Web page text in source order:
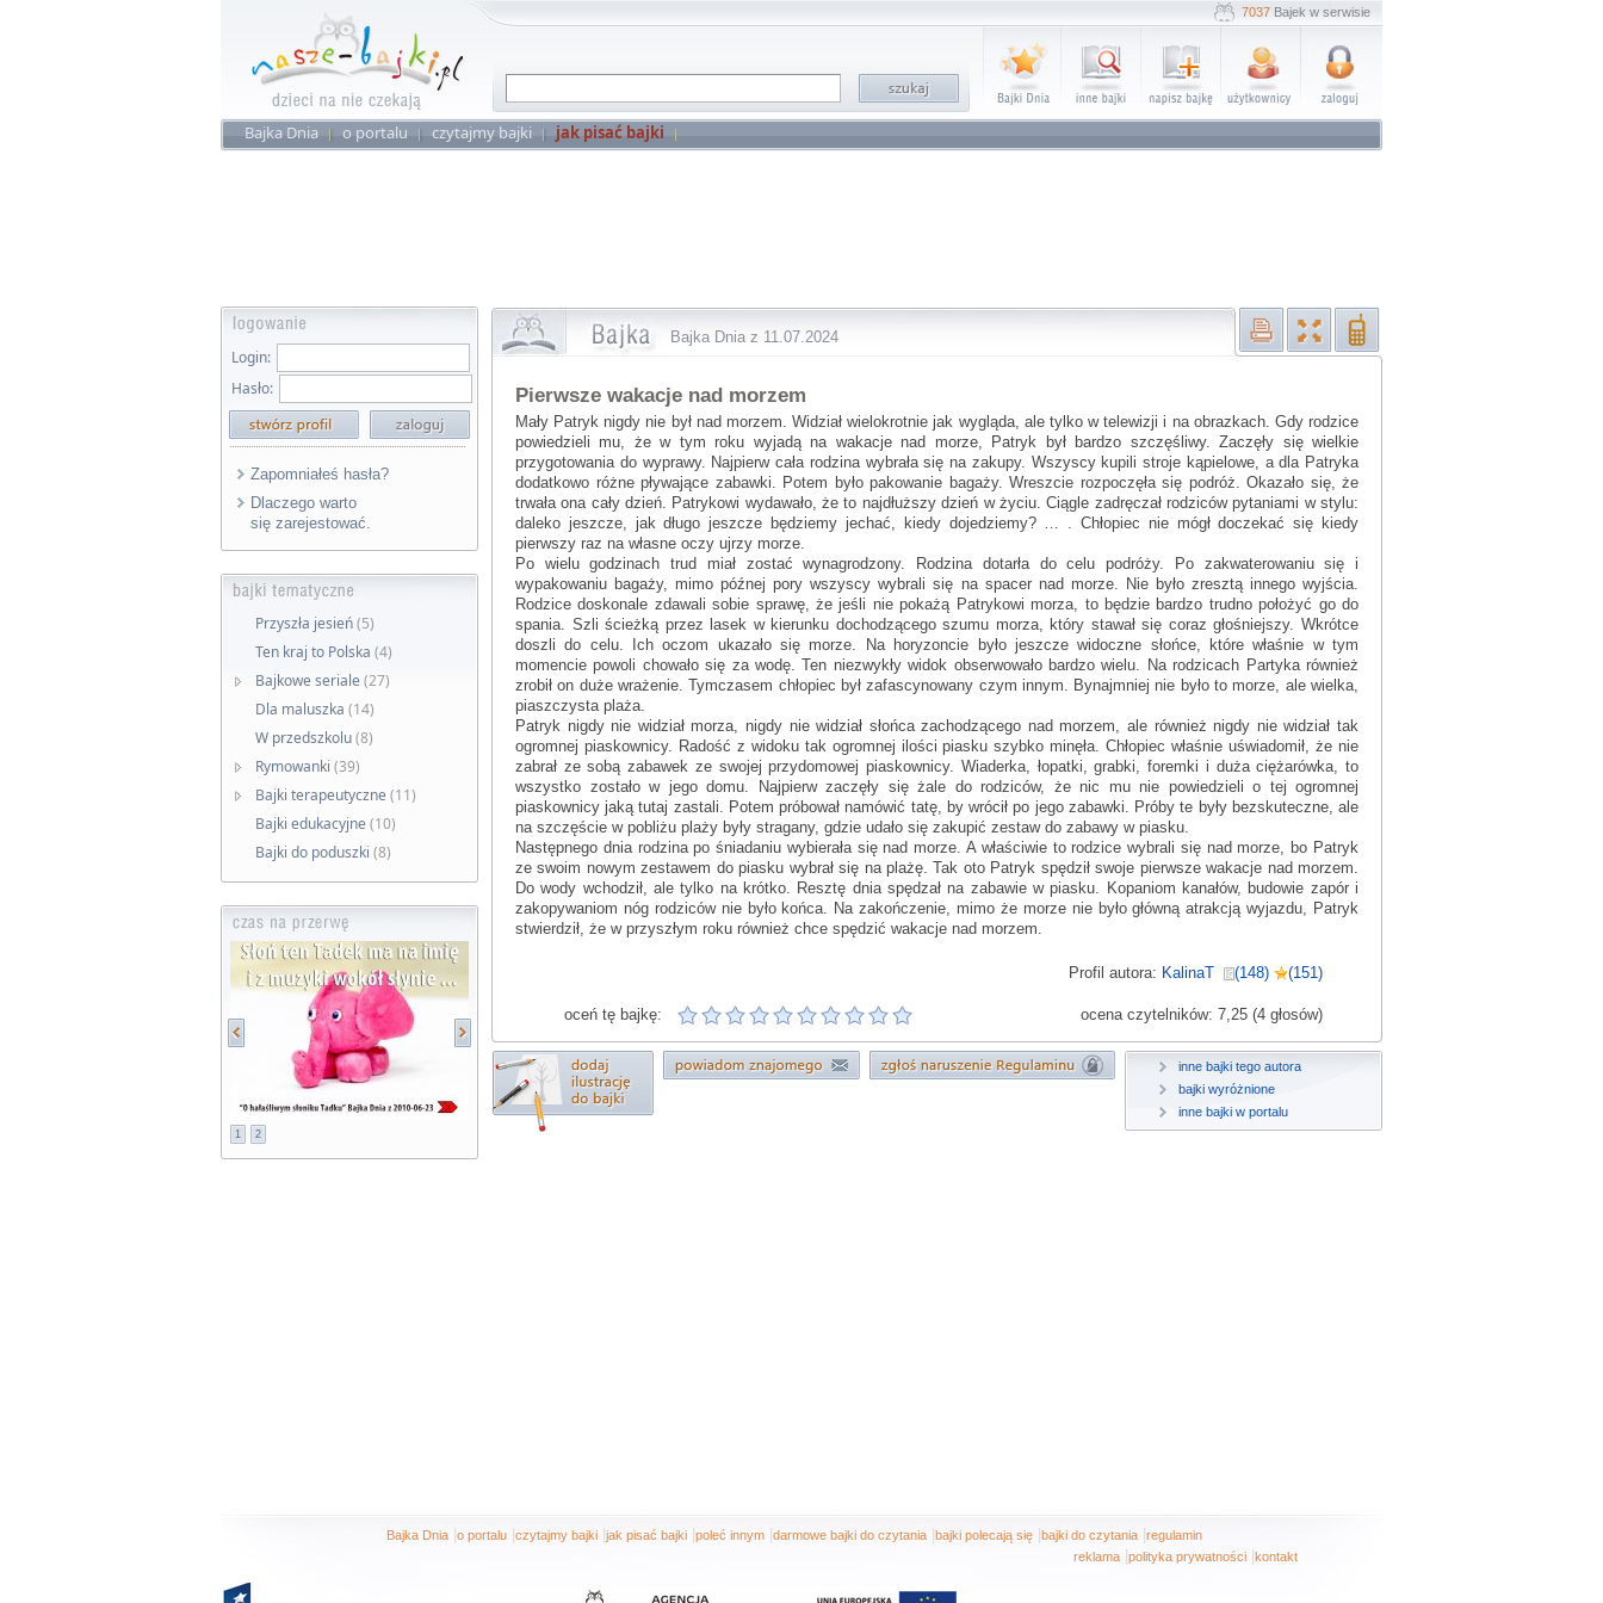
7037 Bajek w serwisie
Bajka Dnia o portalu czytajmy bajki jak pisać bajki
Login:
Hasło:
Zapomniałeś hasła?
Dlaczego warto
się zarejestować.
Przyszła jesień(5)
Ten kraj to Polska (4)
Bajkowe seriale (27)
Dla maluszka (14)
W przedszkolu(8)
Rymowanki (39)
Bajki terapeutyczne (11)
Bajki edukacyjne (10)
Bajki do poduszki (8)
1 2
Bajka Dnia z 11.07.2024
Pierwsze wakacje nad morzem
Mały Patryk nigdy nie był nad morzem. Widział wielokrotnie jak wygląda, ale tylko w telewizji i na obrazkach. Gdy rodzice
powiedzieli mu, że w tym roku wyjadą na wakacje nad morze, Patryk był bardzo szczęśliwy. Zaczęły się wielkie
przygotowania do wyprawy. Najpierw cała rodzina wybrała się na zakupy. Wszyscy kupili stroje kąpielowe, a dla Patryka
dodatkowo różne pływające zabawki. Potem było pakowanie bagaży. Wreszcie rozpoczęła się podróż. Okazało się, że
trwała ona cały dzień. Patrykowi wydawało, że to najdłuższy dzień w życiu. Ciągle zadręczał rodziców pytaniami w stylu:
daleko jeszcze, jak długo jeszcze będziemy jechać, kiedy dojedziemy? … . Chłopiec nie mógł doczekać się kiedy
pierwszy raz na własne oczy ujrzy morze.
Po wielu godzinach trud miał zostać wynagrodzony. Rodzina dotarła do celu podróży. Po zakwaterowaniu się i
wypakowaniu bagaży, mimo późnej pory wszyscy wybrali się na spacer nad morze. Nie było zresztą innego wyjścia.
Rodzice doskonale zdawali sobie sprawę, że jeśli nie pokażą Patrykowi morza, to będzie bardzo trudno położyć go do
spania. Szli ścieżką przez lasek w kierunku dochodzącego szumu morza, który stawał się coraz głośniejszy. Wkrótce
doszli do celu. Ich oczom ukazało się morze. Na horyzoncie było jeszcze widoczne słońce, które właśnie w tym
momencie powoli chowało się za wodę. Ten niezwykły widok obserwowało bardzo wielu. Na rodzicach Partyka również
zrobił on duże wrażenie. Tymczasem chłopiec był zafascynowany czym innym. Bynajmniej nie było to morze, ale wielka,
piaszczysta plaża.
Patryk nigdy nie widział morza, nigdy nie widział słońca zachodzącego nad morzem, ale również nigdy nie widział tak
ogromnej piaskownicy. Radość z widoku tak ogromnej ilości piasku szybko minęła. Chłopiec właśnie uświadomił, że nie
zabrał ze sobą zabawek ze swojej przydomowej piaskownicy. Wiaderka, łopatki, grabki, foremki i duża ciężarówka, to
wszystko zostało w jego domu. Najpierw zaczęły się żale do rodziców, że nic mu nie powiedzieli o tej ogromnej
piaskownicy jaką tutaj zastali. Potem próbował namówić tatę, by wrócił po jego zabawki. Próby te były bezskuteczne, ale
na szczęście w pobliżu plaży były stragany, gdzie udało się zakupić zestaw do zabawy w piasku.
Następnego dnia rodzina po śniadaniu wybierała się nad morze. A właściwie to rodzice wybrali się nad morze, bo Patryk
ze swoim nowym zestawem do piasku wybrał się na plażę. Tak oto Patryk spędził swoje pierwsze wakacje nad morzem.
Do wody wchodził, ale tylko na krótko. Resztę dnia spędzał na zabawie w piasku. Kopaniom kanałów, budowie zapór i
zakopywaniom nóg rodziców nie było końca. Na zakończenie, mimo że morze nie było główną atrakcją wyjazdu, Patryk
stwierdził, że w przyszłym roku również chce spędzić wakacje nad morzem.
Profil autora: KalinaT (148) (151)
ocena czytelników: 7,25 (4 głosów)
oceń tę bajkę:
inne bajki tego autora
bajki wyróżnione
inne bajki w portalu
Bajka Dnia o portalu czytajmy bajki jak pisać bajki poleć innym darmowe bajki do czytania bajki polecają się bajki do czytania regulamin
reklama polityka prywatności kontakt